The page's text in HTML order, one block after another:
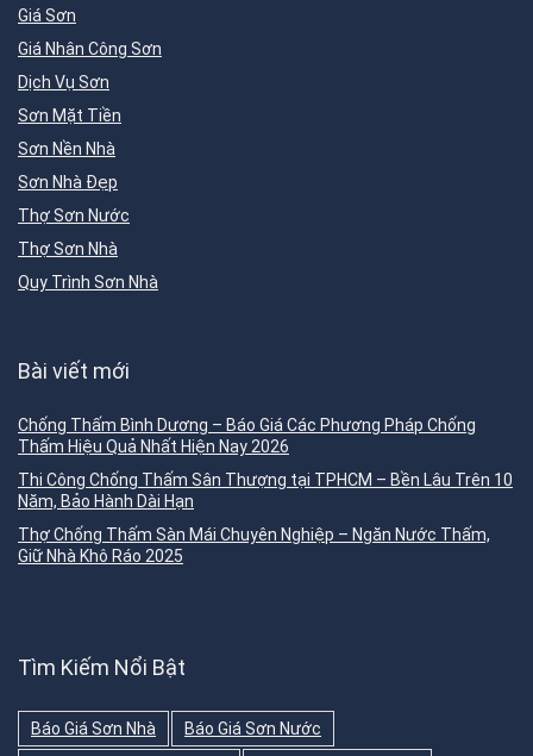
Giá Sơn
Giá Nhân Công Sơn
Dịch Vụ Sơn
Sơn Mặt Tiền
Sơn Nền Nhà
Sơn Nhà Đẹp
Thợ Sơn Nước
Thợ Sơn Nhà
Quy Trình Sơn Nhà
Bài viết mới
Chống Thấm Bình Dương – Báo Giá Các Phương Pháp Chống
Thấm Hiệu Quả Nhất Hiện Nay 2026
Thi Công Chống Thấm Sân Thượng tại TPHCM – Bền Lâu Trên 10
Năm, Bảo Hành Dài Hạn
Thợ Chống Thấm Sàn Mái Chuyên Nghiệp – Ngăn Nước Thấm,
Giữ Nhà Khô Ráo 2025
Tìm Kiếm Nổi Bật
Báo Giá Sơn Nhà
Báo Giá Sơn Nước